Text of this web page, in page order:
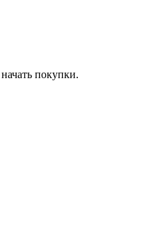
покупки.